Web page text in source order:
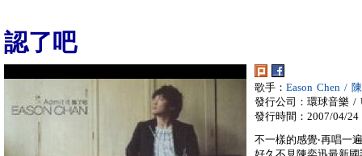
認了吧
歌手： Eason Chen /
發行公司：環球音樂 /
發行時間：2007/04/24
不一樣的感覺‧再唱一遍